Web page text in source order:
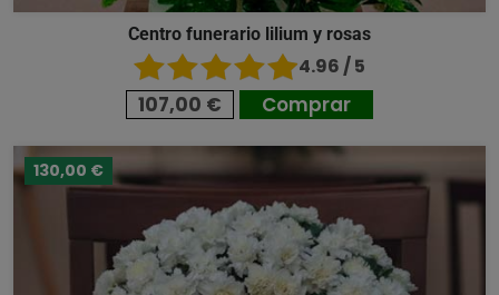
Centro funerario lilium y rosas
4.96 / 5
107,00 € Comprar
130,00 €